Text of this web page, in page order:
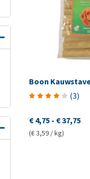
Boon
(3)
€ 4,75- € 37,75
(€ 3,59 / kg)